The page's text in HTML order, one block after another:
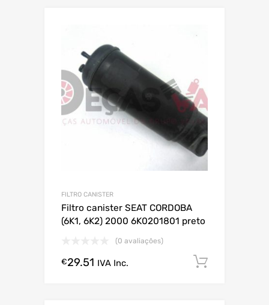
FILTRO CANISTER
Filtro canister SEAT CORDOBA
(6K1, 6K2) 2000 6K0201801 preto
(0 avaliações)
€29.51 IVA Inc.